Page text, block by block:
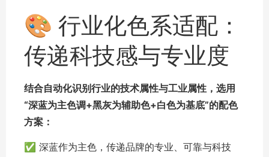
🎨 行业化色系适配：
传递科技感与专业度
结合自动化识别行业的技术属性与工业属性，选用
“深蓝为主色调+黑灰为辅助色+白色为基底”的配色
方案：
✅ 深蓝作为主色，传递品牌的专业、可靠与科技